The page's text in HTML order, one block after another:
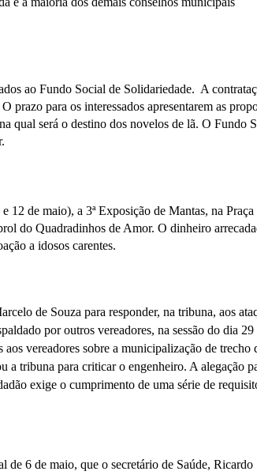
ao Fundo Social de Solidariedade. A
prazo para os interessados apresentarem as
qual será o destino dos novelos de lã. O Fundo
de maio), a 3ª Exposição de Mantas, na Praça
do Quadradinhos de Amor. O dinheiro
a idosos carentes.
de Souza para responder, na tribuna, aos
por outros vereadores, na sessão do dia 29
vereadores sobre a municipalização de trecho
a tribuna para criticar o engenheiro. A alegação
exige o cumprimento de uma série de
de 6 de maio, que o secretário de Saúde, Ricardo